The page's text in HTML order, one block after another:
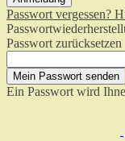
Passwort vergessen?
Passwort zurücksetzen
Ein Passwort wird